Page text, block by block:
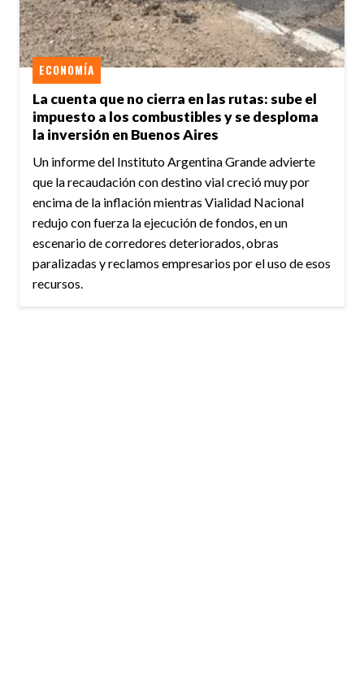
La cuenta que no cierra en las rutas: sube el
impuesto a los combustibles y se desploma
la inversión en Buenos Aires
ECONOMÍA
Un informe del Instituto Argentina Grande advierte
que la recaudación con destino vial creció muy por
encima de la inflación mientras Vialidad Nacional
redujo con fuerza la ejecución de fondos, en un
escenario de corredores deteriorados, obras
paralizadas y reclamos empresarios por el uso de esos
recursos.